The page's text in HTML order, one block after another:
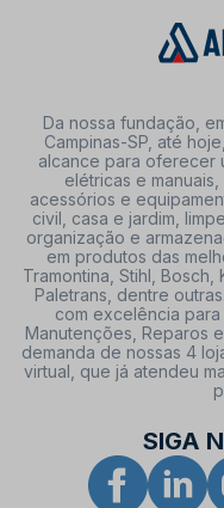
Da nossa fundação,
Campinas-SP, até
alcance para oferecer
elétricas e
acessórios e
civil, casa e jardim,
organização e
em produtos das
Tramontina, Stihl, Bosch,
Paletrans, dentre
com excelência
Manutenções, Reparos
demanda de nossas 4
virtual, que já atendeu
SIGA